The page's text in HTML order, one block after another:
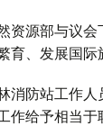
资源部与议
育、发展国际
消防站工作
作给予相当于